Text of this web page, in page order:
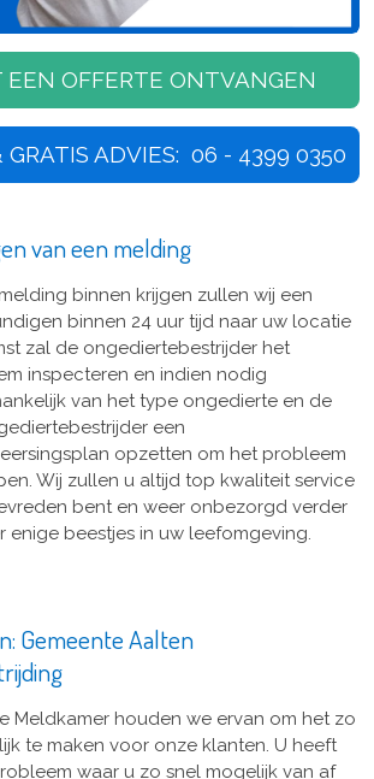
EEN OFFERTE ONTVANGEN
GRATIS ADVIES: 06 - 4399 0350
van een melding
binnen krijgen zullen wij een
binnen 24 uur tijd naar uw locatie
zal de ongediertebestrijder het
inspecteren en indien nodig
van het type ongedierte en de
een
opzetten om het probleem
Wij zullen u altijd top kwaliteit service
bent en weer onbezorgd verder
enige beestjes in uw leefomgeving.
Gemeente Aalten
Meldkamer houden we ervan om het zo
te maken voor onze klanten. U heeft
waar u zo snel mogelijk van af